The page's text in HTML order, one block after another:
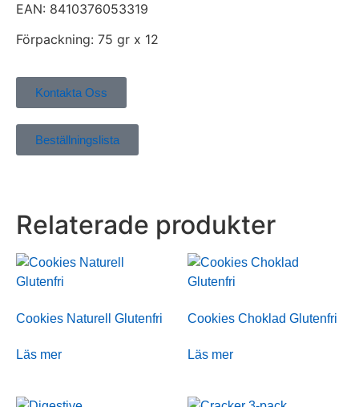
EAN: 8410376053319
Förpackning: 75 gr x 12
Kontakta Oss
Beställningslista
Relaterade produkter
Cookies Naturell Glutenfri
Läs mer
Cookies Choklad Glutenfri
Läs mer